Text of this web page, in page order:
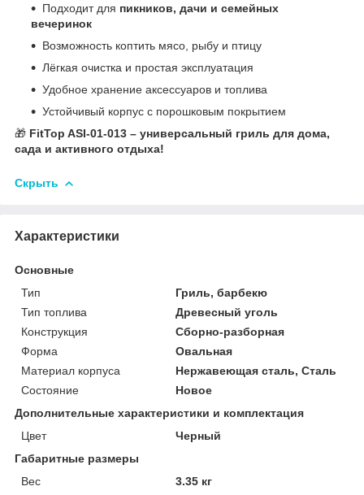
Подходит для пикников, дачи и семейных
вечеринок
Возможность коптить мясо, рыбу и птицу
Лёгкая очистка и простая эксплуатация
Удобное хранение аксессуаров и топлива
Устойчивый корпус с порошковым покрытием
🎁 FitTop ASI-01-013 – универсальный гриль для дома,
сада и активного отдыха!
Скрыть
Характеристики
Основные
Тип
Гриль, барбекю
Тип топлива
Древесный уголь
Конструкция
Сборно-разборная
Форма
Овальная
Материал корпуса
Нержавеющая сталь, Сталь
Состояние
Новое
Дополнительные характеристики и комплектация
Цвет
Черный
Габаритные размеры
Вес
3.35 кг